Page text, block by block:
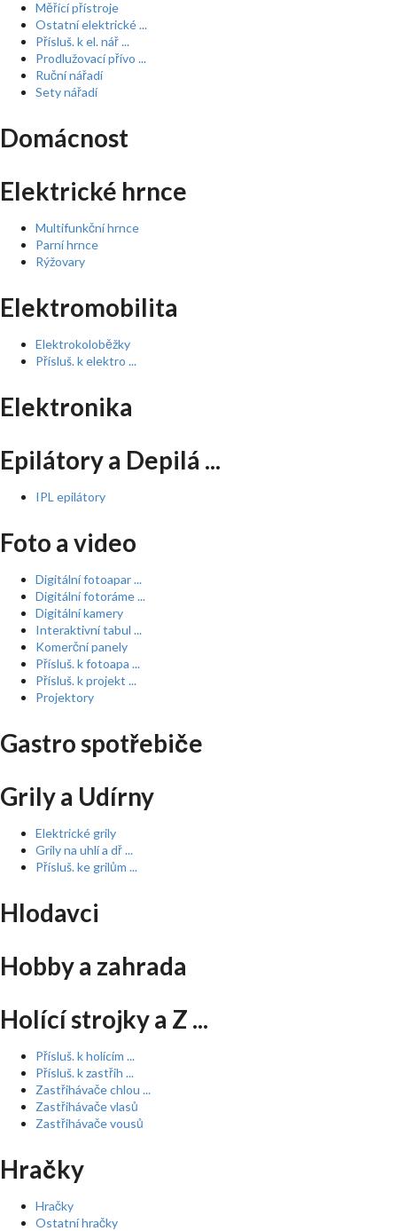
Měřící přístroje
Ostatní elektrické ...
Přísluš. k el. nář ...
Prodlužovací přívo ...
Ruční nářadí
Sety nářadí
Domácnost
Elektrické hrnce
Multifunkční hrnce
Parní hrnce
Rýžovary
Elektromobilita
Elektrokoloběžky
Přísluš. k elektro ...
Elektronika
Epilátory a Depilá ...
IPL epilátory
Foto a video
Digitální fotoapar ...
Digitální fotoráme ...
Digitální kamery
Interaktivní tabul ...
Komerční panely
Přísluš. k fotoapa ...
Přísluš. k projekt ...
Projektory
Gastro spotřebiče
Grily a Udírny
Elektrické grily
Grily na uhlí a dř ...
Přísluš. ke grilům ...
Hlodavci
Hobby a zahrada
Holící strojky a Z ...
Přísluš. k holícím ...
Přísluš. k zastřih ...
Zastřihávače chlou ...
Zastřihávače vlasů
Zastřihávače vousů
Hračky
Hračky
Ostatní hračky